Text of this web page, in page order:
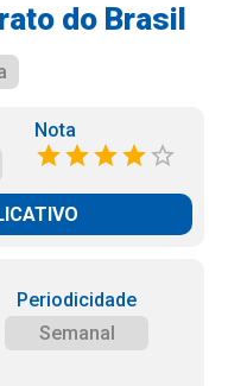
do Brasil
Nota
Periodicidade
Semanal